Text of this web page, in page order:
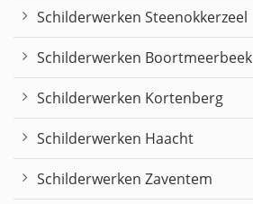
Schilderwerken Steenokkerzeel
Schilderwerken Boortmeerbeek
Schilderwerken Kortenberg
Schilderwerken Haacht
Schilderwerken Zaventem